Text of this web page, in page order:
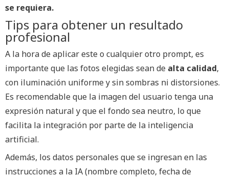
se requiera.
Tips para obtener un resultado
profesional
A la hora de aplicar este o cualquier otro prompt, es
importante que las fotos elegidas sean de alta calidad,
con iluminación uniforme y sin sombras ni distorsiones.
Es recomendable que la imagen del usuario tenga una
expresión natural y que el fondo sea neutro, lo que
facilita la integración por parte de la inteligencia
artificial.
Además, los datos personales que se ingresan en las
instrucciones a la IA (nombre completo, fecha de